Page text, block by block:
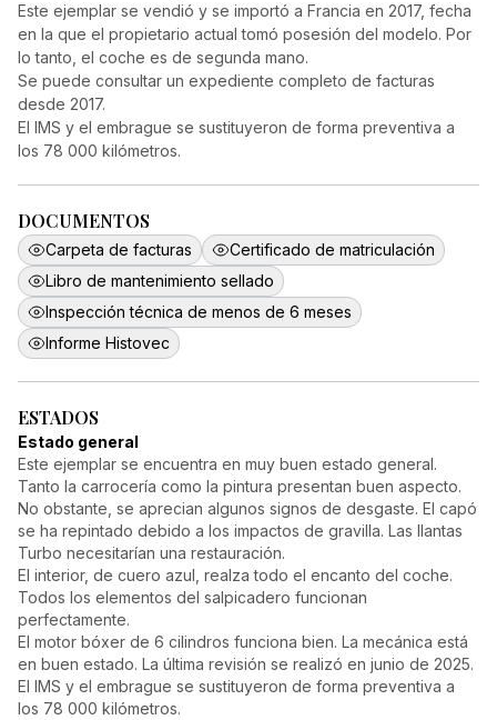
Este ejemplar se vendió y se importó a Francia en 2017, fecha
en la que el propietario actual tomó posesión del modelo. Por
lo tanto, el coche es de segunda mano.
Se puede consultar un expediente completo de facturas
desde 2017.
El IMS y el embrague se sustituyeron de forma preventiva a
los 78 000 kilómetros.
DOCUMENTOS
Carpeta de facturas
Certificado de matriculación
Libro de mantenimiento sellado
Inspección técnica de menos de 6 meses
Informe Histovec
ESTADOS
Estado general
Este ejemplar se encuentra en muy buen estado general.
Tanto la carrocería como la pintura presentan buen aspecto.
No obstante, se aprecian algunos signos de desgaste. El capó
se ha repintado debido a los impactos de gravilla. Las llantas
Turbo necesitarían una restauración.
El interior, de cuero azul, realza todo el encanto del coche.
Todos los elementos del salpicadero funcionan
perfectamente.
El motor bóxer de 6 cilindros funciona bien. La mecánica está
en buen estado. La última revisión se realizó en junio de 2025.
El IMS y el embrague se sustituyeron de forma preventiva a
los 78 000 kilómetros.